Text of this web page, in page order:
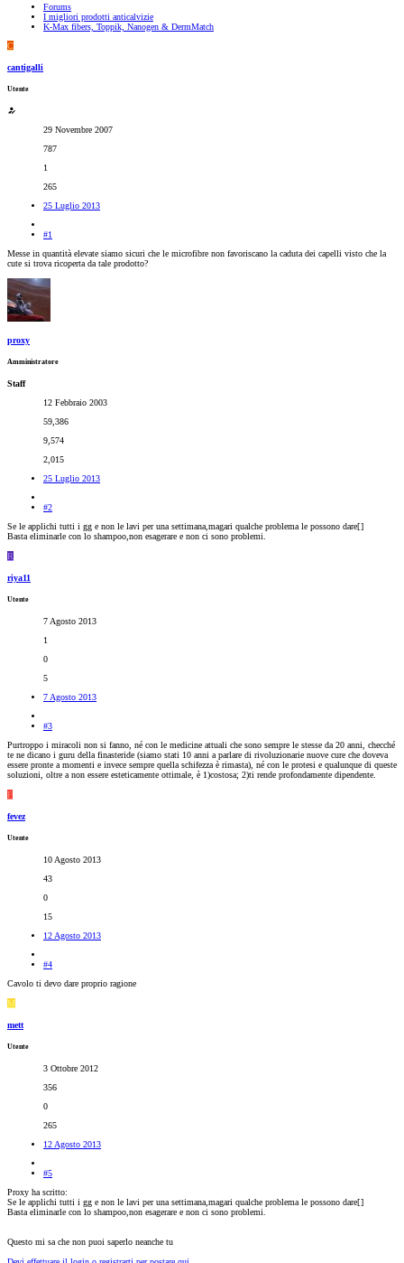
Forums
I migliori prodotti anticalvizie
K-Max fibers, Toppik, Nanogen & DermMatch
C
cantigalli
Utente
29 Novembre 2007
787
1
265
25 Luglio 2013
#1
Messe in quantità elevate siamo sicuri che le microfibre non favoriscano la caduta dei capelli visto che la
cute si trova ricoperta da tale prodotto?
proxy
Amministratore
Staff
12 Febbraio 2003
59,386
9,574
2,015
25 Luglio 2013
#2
Se le applichi tutti i gg e non le lavi per una settimana,magari qualche problema le possono dare[]
Basta eliminarle con lo shampoo,non esagerare e non ci sono problemi.
R
riya11
Utente
7 Agosto 2013
1
0
5
7 Agosto 2013
#3
Purtroppo i miracoli non si fanno, né con le medicine attuali che sono sempre le stesse da 20 anni, checché
te ne dicano i guru della finasteride (siamo stati 10 anni a parlare di rivoluzionarie nuove cure che doveva
essere pronte a momenti e invece sempre quella schifezza è rimasta), né con le protesi e qualunque di queste
soluzioni, oltre a non essere esteticamente ottimale, è 1)costosa; 2)ti rende profondamente dipendente.
F
fevez
Utente
10 Agosto 2013
43
0
15
12 Agosto 2013
#4
Cavolo ti devo dare proprio ragione
M
mett
Utente
3 Ottobre 2012
356
0
265
12 Agosto 2013
#5
Proxy ha scritto:
Se le applichi tutti i gg e non le lavi per una settimana,magari qualche problema le possono dare[]
Basta eliminarle con lo shampoo,non esagerare e non ci sono problemi.
Questo mi sa che non puoi saperlo neanche tu